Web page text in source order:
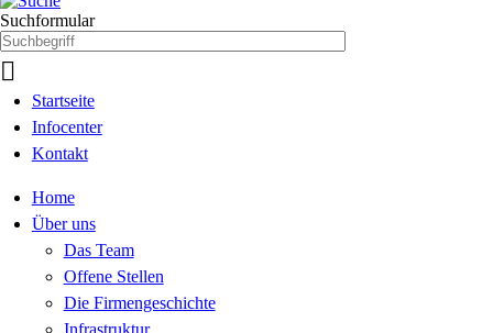
Suchformular

Startseite
Infocenter
Kontakt
Home
Über uns
Das Team
Offene Stellen
Die Firmengeschichte
Infrastruktur